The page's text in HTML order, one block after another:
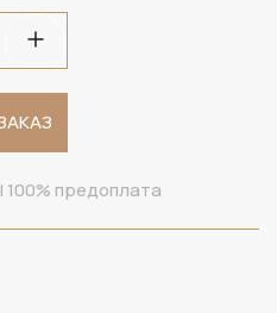
100% предоплата